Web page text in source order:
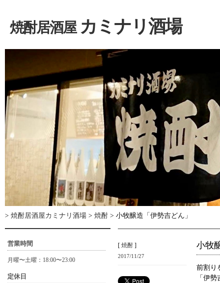
焼酎居酒屋カミナリ酒場
> 焼酎居酒屋カミナリ酒場 > 焼酎 > 小牧醸造「伊勢吉どん」
営業時間
月曜〜土曜：18:00〜23:00
定休日
[ 焼酎 ]
2017/11/27
小牧
前割り
「伊